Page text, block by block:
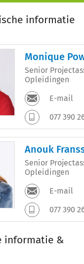
informatie
Monique
Senior
Opleidingen
E-mail
077 390
Anouk
Senior
Opleidingen
E-mail
077 390
informatie &